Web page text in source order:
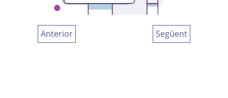
Anterior Següent